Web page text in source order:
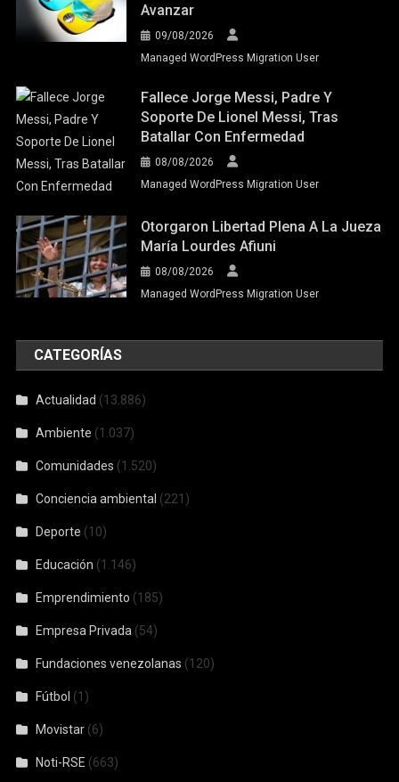
Avanzar
09/08/2026
Managed WordPress Migration User
Fallece Jorge Messi, Padre Y
Soporte De Lionel Messi, Tras
Batallar Con Enfermedad
08/08/2026
Managed WordPress Migration User
Otorgaron Libertad Plena A La Jueza
María Lourdes Afiuni
08/08/2026
Managed WordPress Migration User
CATEGORÍAS
Actualidad (13.886)
Ambiente (1.037)
Comunidades (1.520)
Conciencia ambiental (221)
Deporte (10)
Educación (1.146)
Emprendimiento (185)
Empresa Privada (54)
Fundaciones venezolanas (120)
Fútbol (1)
Movistar (6)
Noti-RSE (663)